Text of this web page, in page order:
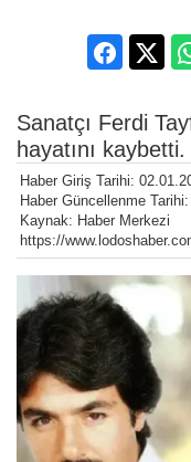
Sanatçı Ferdi
hayatını kaybetti.
Haber Giriş Tarihi:
Haber Güncellenme
Kaynak: Haber Merkezi
https://